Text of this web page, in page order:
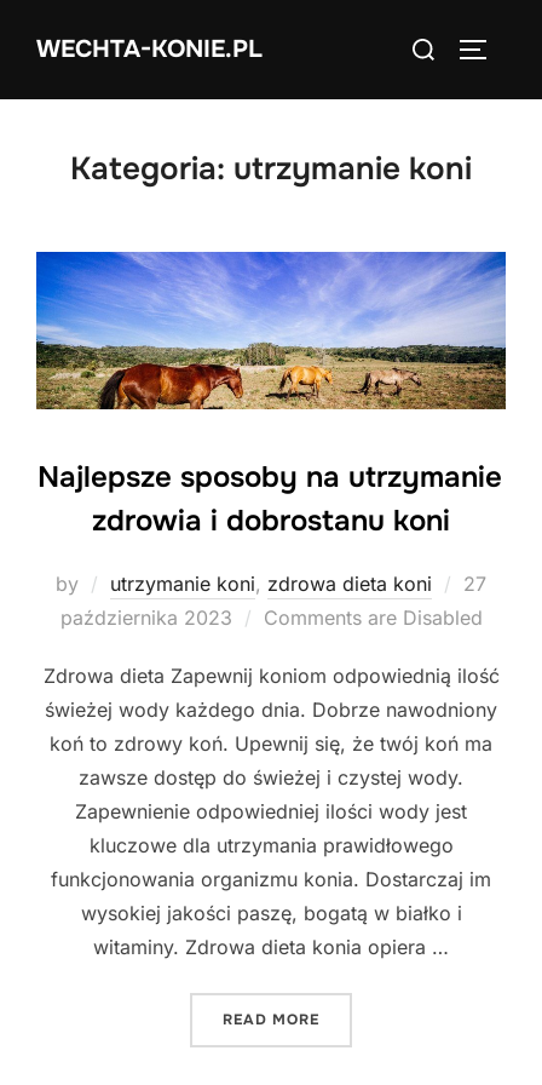
WECHTA-KONIE.PL
Search
Kategoria: utrzymanie koni
Najlepsze sposoby na utrzymanie
zdrowia i dobrostanu koni
by utrzymanie koni, zdrowa dieta koni
Posted
on
27
października 2023
Comments are Disabled
Zdrowa dieta Zapewnij koniom odpowiednią ilość
świeżej wody każdego dnia. Dobrze nawodniony
koń to zdrowy koń. Upewnij się, że twój koń ma
zawsze dostęp do świeżej i czystej wody.
Zapewnienie odpowiedniej ilości wody jest
kluczowe dla utrzymania prawidłowego
funkcjonowania organizmu konia. Dostarczaj im
wysokiej jakości paszę, bogatą w białko i
witaminy. Zdrowa dieta konia opiera …
READ MORE